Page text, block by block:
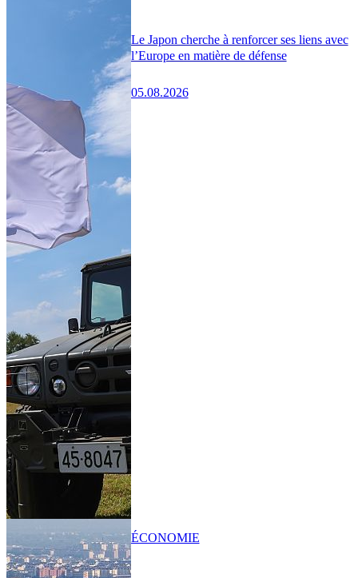
Le Japon cherche à renforcer ses liens avec
l’Europe en matière de défense
05.08.2026
ÉCONOMIE